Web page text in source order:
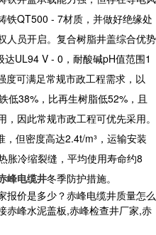
铁QT500 - 7材质，并做好绝缘处
人员开启。复合树脂井盖综合优势
UL94 V - 0，耐酸碱pH值范围1
可满足常规市政工程需求，以
低38%，比再生树脂低52%，且
因此常规市政工程可优先采用。
但密度高达2.4t/m³，运输安装
冷缩裂缝，平均使用寿命约8
峰电缆井冬季防护措施。
报价是多少？赤峰电缆井质量怎么
赤峰水泥盖板,赤峰检查井厂家,赤